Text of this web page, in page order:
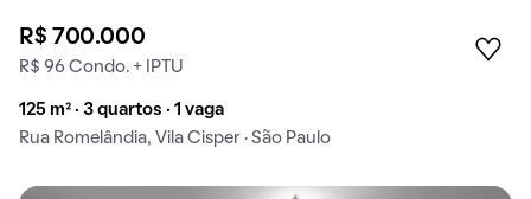
R$ 700.000
R$ 96 Condo. + IPTU
125 m² · 3 quartos · 1 vaga
Rua Romelândia, Vila Cisper · São Paulo